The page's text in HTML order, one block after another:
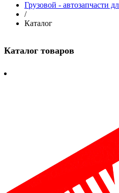
Грузовой - автозапчасти
/
Каталог
Каталог товаров